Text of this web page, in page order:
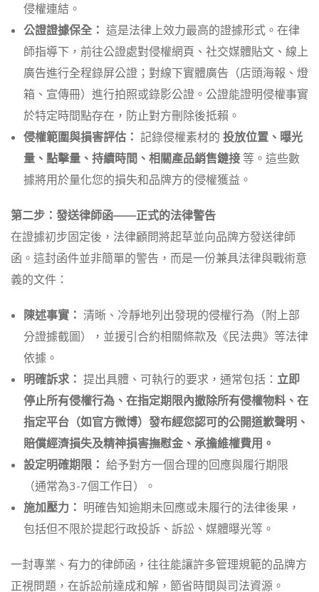
侵權連結。
公證證據保全： 這是法律上效力最高的證據形式。在律
師指導下，前往公證處對侵權網頁、社交媒體貼文、線上
廣告進行全程錄屏公證；對線下實體廣告（店頭海報、燈
箱、宣傳冊）進行拍照或錄影公證。公證能證明侵權事實
於特定時間點存在，防止對方刪除後抵賴。
侵權範圍與損害評估： 記錄侵權素材的 投放位置、曝光
量、點擊量、持續時間、相關產品銷售鏈接 等。這些數
據將用於量化您的損失和品牌方的侵權獲益。
第二步：發送律師函——正式的法律警告
在證據初步固定後，法律顧問將起草並向品牌方發送律師
函。這封函件並非簡單的警告，而是一份兼具法律與戰術意
義的文件：
陳述事實： 清晰、冷靜地列出發現的侵權行為（附上部
分證據截圖），並援引合約相關條款及《民法典》等法律
依據。
明確訴求： 提出具體、可執行的要求，通常包括： 立即
停止所有侵權行為、在指定期限內撤除所有侵權物料、在
指定平台（如官方微博）發布經您認可的公開道歉聲明、
賠償經濟損失及精神損害撫慰金、承擔維權費用。
設定明確期限： 給予對方一個合理的回應與履行期限
（通常為3-7個工作日）。
施加壓力： 明確告知逾期未回應或未履行的法律後果，
包括但不限於提起行政投訴、訴訟、媒體曝光等。
一封專業、有力的律師函，往往能讓許多管理規範的品牌方
正視問題，在訴訟前達成和解，節省時間與司法資源。